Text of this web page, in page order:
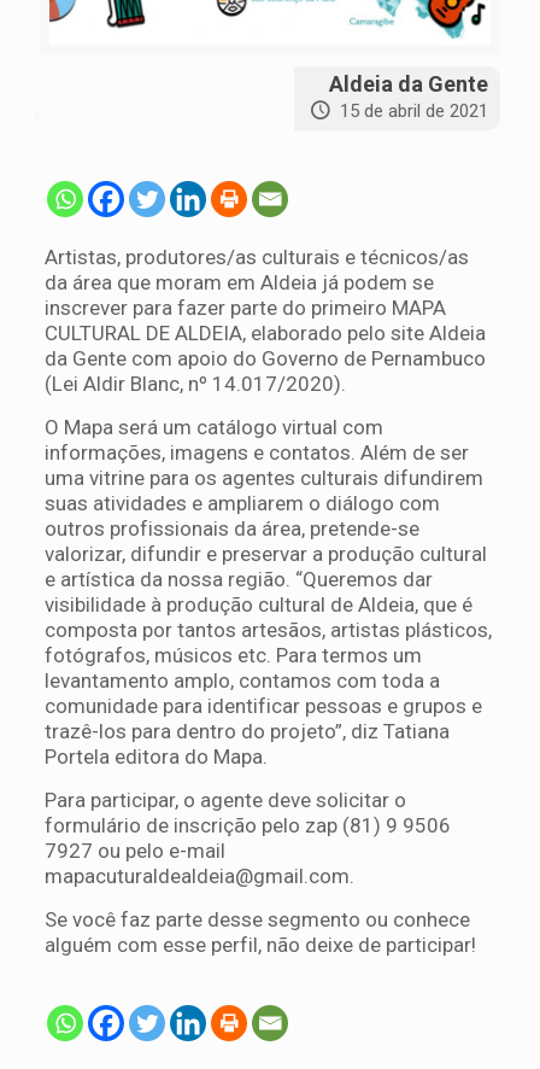
Aldeia da Gente
15 de abril de 2021
Artistas, produtores/as culturais e técnicos/as
da área que moram em Aldeia já podem se
inscrever para fazer parte do primeiro MAPA
CULTURAL DE ALDEIA, elaborado pelo site Aldeia
da Gente com apoio do Governo de Pernambuco
(Lei Aldir Blanc, nº 14.017/2020).
O Mapa será um catálogo virtual com
informações, imagens e contatos. Além de ser
uma vitrine para os agentes culturais difundirem
suas atividades e ampliarem o diálogo com
outros profissionais da área, pretende-se
valorizar, difundir e preservar a produção cultural
e artística da nossa região. “Queremos dar
visibilidade à produção cultural de Aldeia, que é
composta por tantos artesãos, artistas plásticos,
fotógrafos, músicos etc. Para termos um
levantamento amplo, contamos com toda a
comunidade para identificar pessoas e grupos e
trazê-los para dentro do projeto”, diz Tatiana
Portela editora do Mapa.
Para participar, o agente deve solicitar o
formulário de inscrição pelo zap (81) 9 9506
7927 ou pelo e-mail
mapacuturaldealdeia@gmail.com
Se você faz parte desse segmento ou conhece
alguém com esse perfil, não deixe de participar!